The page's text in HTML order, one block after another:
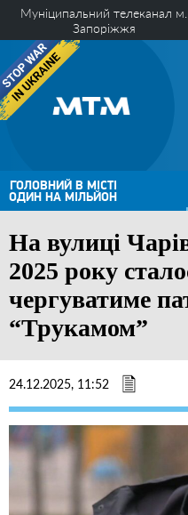
Муніципальний телеканал м.
Запоріжжя
ГОЛОВНИЙ В МІСТІ
ОДИН НА МІЛЬЙОН
На вулиці
2025 року
чергуватиме
“Трукамом”
24.12.2025, 11:52